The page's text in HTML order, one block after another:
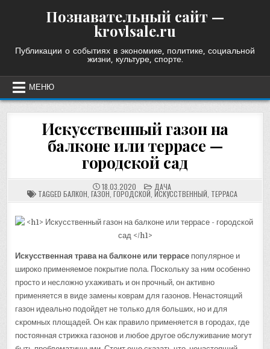
Познавательный сайт —
krovlsale.ru
Публикации о событиях в экономике, политике, социальной
жизни, культуре, спорте.
МЕНЮ
Искусственный газон на
балконе или террасе —
городской сад
18.03.2020 POSTED
IN
ДАЧА
TAGGED БАЛКОН ГАЗОН ГОРОДСКОЙ ИСКУССТВЕННЫЙ ТЕРРАСА
Искусственная трава на балконе или террасе популярное и
широко применяемое покрытие пола. Поскольку за ним особенно
просто и несложно ухаживать и он прочный, он активно
применяется в виде замены коврам для газонов. Ненастоящий
газон идеально подойдет не только для больших, но и для
скромных площадей. Он как правило применяется в городах, где
постоянная стрижка газонов и любое другое обслуживание могут